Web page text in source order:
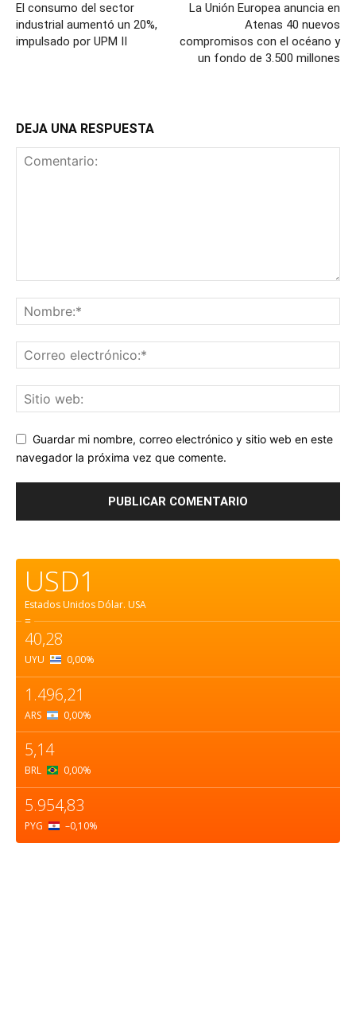
El consumo del sector
industrial aumentó un 20%,
impulsado por UPM II
La Unión Europea anuncia en
Atenas 40 nuevos
compromisos con el océano y
un fondo de 3.500 millones
DEJA UNA RESPUESTA
Guardar mi nombre, correo electrónico y sitio web en este
navegador la próxima vez que comente.
USD1
Estados Unidos Dólar. USA
=
40,28
UYU 0,00%
1.496,21
ARS 0,00%
5,14
BRL 0,00%
5.954,83
PYG –0,10%